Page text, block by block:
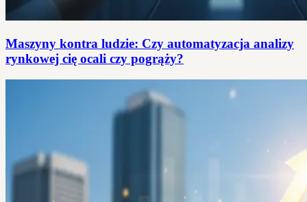
Maszyny kontra ludzie: Czy automatyzacja analizy
rynkowej cię ocali czy pogrąży?